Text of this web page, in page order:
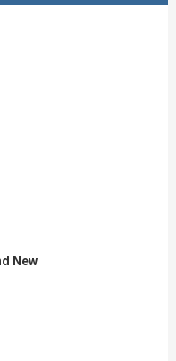
New